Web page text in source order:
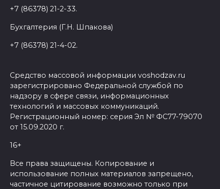
+7 (86378) 21-2-33.
Бухгалтерия (Г.Н. Шпакова)
+7 (86378) 21-4-02.
Средство массовой информации voshodzav.ru
зарегистрировано Федеральной службой по
надзору в сфере связи, информационных
технологий и массовых коммуникаций.
Регистрационный номер: серия Эл № ФС77-79070
от 15.09.2020 г.
16+
Все права защищены. Копирование и
использование полных материалов запрещено,
частичное цитирование возможно только при